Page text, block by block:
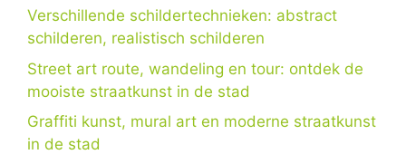
Verschillende schildertechnieken: abstract
schilderen, realistisch schilderen
Street art route, wandeling en tour: ontdek de
mooiste straatkunst in de stad
Graffiti kunst, mural art en moderne straatkunst
in de stad